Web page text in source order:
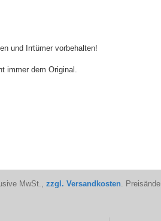
und Irrtümer vorbehalten!
immer dem Original.
MwSt., zzgl. Versandkosten.